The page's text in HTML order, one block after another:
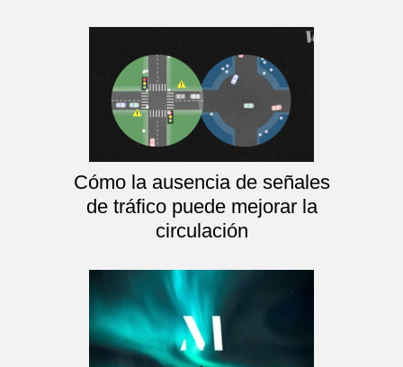
Cómo la ausencia de señales
de tráfico puede mejorar la
circulación